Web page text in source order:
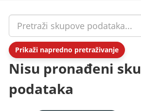
Prikaži napredno pretraživanje
Nisu pronađeni
podataka